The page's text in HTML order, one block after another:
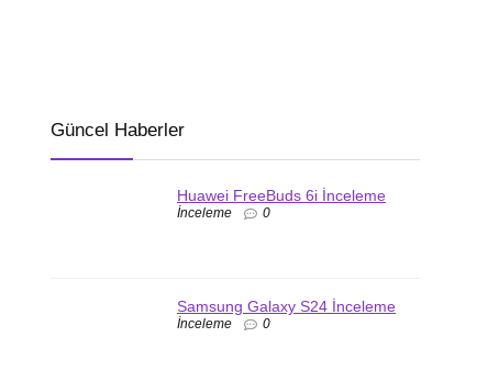
Güncel Haberler
Huawei FreeBuds 6i İnceleme
İnceleme 0
Samsung Galaxy S24 İnceleme
İnceleme 0